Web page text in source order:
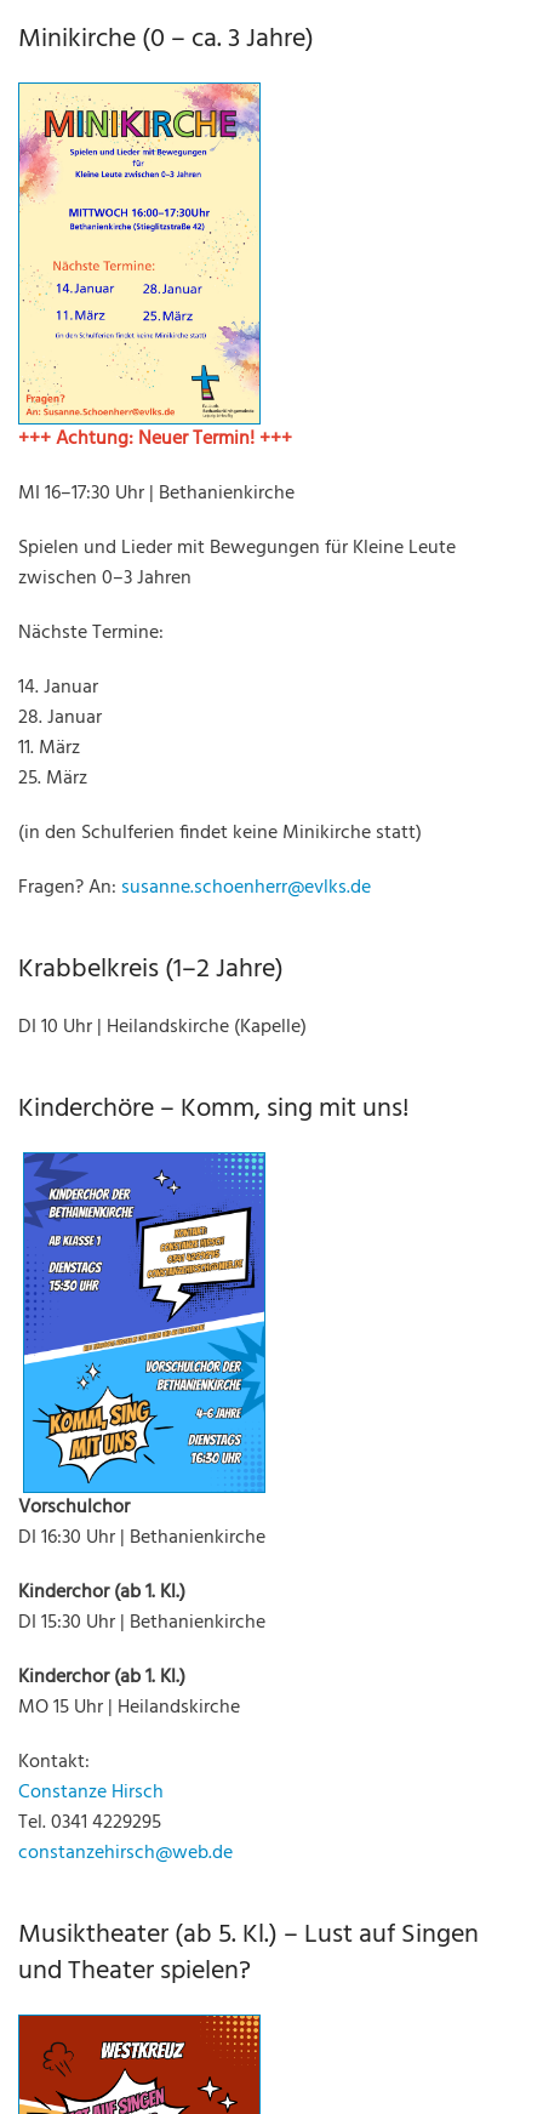
Minikirche (0 – ca. 3 Jahre)
+++ Achtung: Neuer Termin! +++
MI 16–17:30 Uhr | Bethanienkirche
Spielen und Lieder mit Bewegungen für Kleine Leute
zwischen 0–3 Jahren
Nächste Termine:
14. Januar
28. Januar
11. März
25. März
(in den Schulferien findet keine Minikirche statt)
Fragen? An: susanne.schoenherr@evlks.de
Krabbelkreis (1–2 Jahre)
DI 10 Uhr | Heilandskirche (Kapelle)
Kinderchöre – Komm, sing mit uns!
Vorschulchor
DI 16:30 Uhr | Bethanienkirche
Kinderchor (ab 1. Kl.)
DI 15:30 Uhr | Bethanienkirche
Kinderchor (ab 1. Kl.)
MO 15 Uhr | Heilandskirche
Kontakt:
Constanze Hirsch
Tel. 0341 4229295
constanzehirsch@web.de
Musiktheater (ab 5. Kl.) – Lust auf Singen
und Theater spielen?